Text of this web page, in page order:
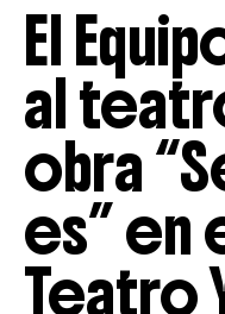
El
al
obra
es” en
Teatro